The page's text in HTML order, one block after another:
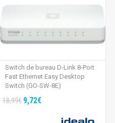
Switch de bureau D-Link 8-Port
Fast Ethernet Easy Desktop
Switch (GO-SW-8E)
18,99€ 9,72€